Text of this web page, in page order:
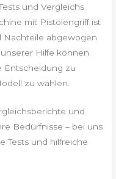
und Vergleichs
mit Pistolengriff ist
Nachteile abgewogen
Hilfe können
Entscheidung zu
zu wählen.
und
Bedürfnisse – bei uns
Tests und hilfreiche